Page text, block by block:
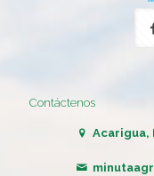
Contáctenos
Acarigua,